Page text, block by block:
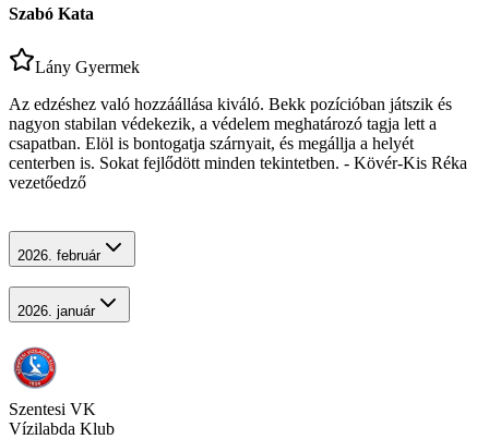
Szabó Kata
Lány Gyermek
Az edzéshez való hozzáállása kiváló. Bekk pozícióban játszik és
nagyon stabilan védekezik, a védelem meghatározó tagja lett a
csapatban. Elöl is bontogatja szárnyait, és megállja a helyét
centerben is. Sokat fejlődött minden tekintetben. - Kövér-Kis Réka
vezetőedző
2026. február
2026. január
Szentesi VK
Vízilabda Klub